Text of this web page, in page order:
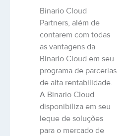
Binario Cloud
Partners, além de
contarem com todas
as vantagens da
Binario Cloud em seu
programa de parcerias
de alta rentabilidade.
A Binario Cloud
disponibiliza em seu
leque de soluções
para o mercado de